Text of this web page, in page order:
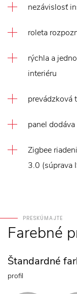
nezávislosť
roleta
rýchla a
interiéru
prevádzková
panel
Zigbee
3.0 (súprava
PRESKÚMAJTE
Farebné
Štandardné
profil